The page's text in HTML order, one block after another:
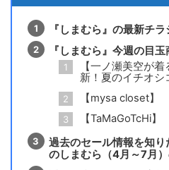
『しまむら』の最新チ
『しまむら』今週の目
【一ノ瀬美空が
新！夏のイチオシ
【mysa closet】
【TaMaGoTcHi】
過去のセール情報を知
のしまむら（4月～7月